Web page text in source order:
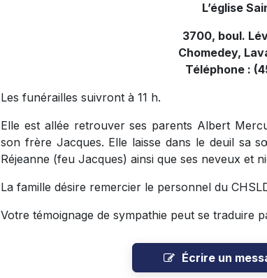
L’église
3700, boul.
Chomedey,
Téléphone :
Les funérailles suivront à 11 h.
Elle est allée retrouver ses parents Albert
son frère Jacques. Elle laisse dans le deuil sa
Réjeanne (feu Jacques) ainsi que ses neveux et
La famille désire remercier le personnel du
Votre témoignage de sympathie peut se traduire
Écrire un